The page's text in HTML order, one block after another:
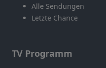
Alle Sendungen
Letzte Chance
TV Programm